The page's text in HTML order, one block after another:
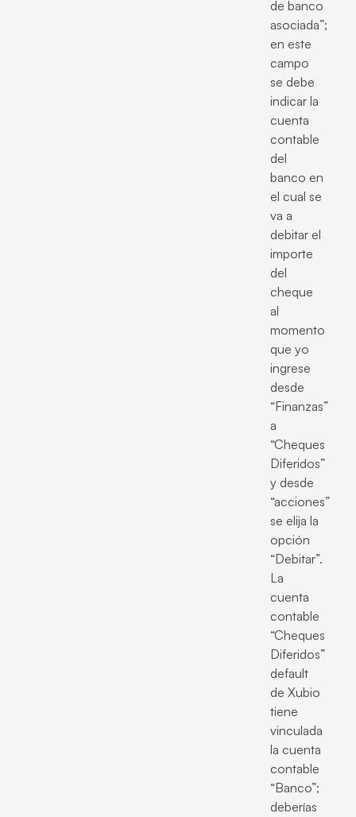
de banco
asociada”;
en este
campo
se debe
indicar la
cuenta
contable
del
banco en
el cual se
va a
debitar el
importe
del
cheque
al
momento
que yo
ingrese
desde
“Finanzas”
a
“Cheques
Diferidos”
y desde
“acciones”
se elija la
opción
“Debitar”.
La
cuenta
contable
“Cheques
Diferidos”
default
de Xubio
tiene
vinculada
la cuenta
contable
“Banco”;
deberías